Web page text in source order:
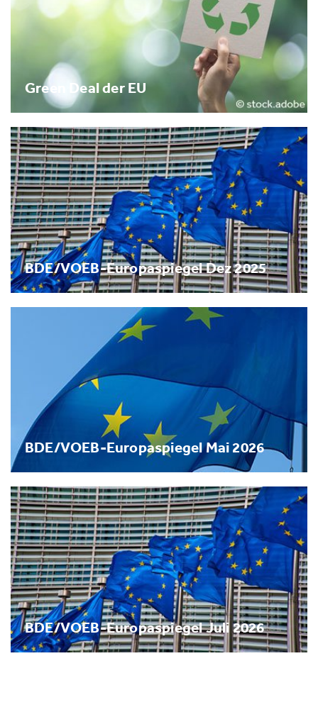
Green Deal der EU
BDE/VOEB-Europaspiegel Dez 2025
BDE/VOEB-Europaspiegel Mai 2026
BDE/VOEB-Europaspiegel Juli 2026